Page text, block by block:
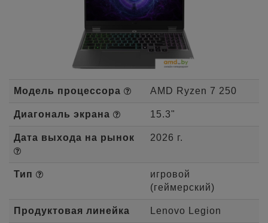
Модель процессора AMD Ryzen 7 250
Диагональ экрана 15.3"
Дата выхода на рынок 2026 г.
Тип
игровой
(геймерский)
Продуктовая линейка Lenovo Legion